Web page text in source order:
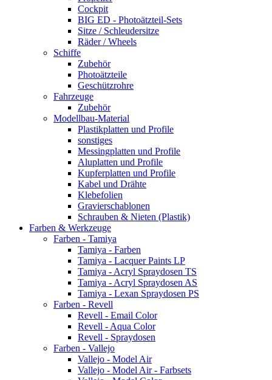
Cockpit
BIG ED - Photoätzteil-Sets
Sitze / Schleudersitze
Räder / Wheels
Schiffe
Zubehör
Photoätzteile
Geschützrohre
Fahrzeuge
Zubehör
Modellbau-Material
Plastikplatten und Profile
sonstiges
Messingplatten und Profile
Aluplatten und Profile
Kupferplatten und Profile
Kabel und Drähte
Klebefolien
Gravierschablonen
Schrauben & Nieten (Plastik)
Farben & Werkzeuge
Farben - Tamiya
Tamiya - Farben
Tamiya - Lacquer Paints LP
Tamiya - Acryl Spraydosen TS
Tamiya - Acryl Spraydosen AS
Tamiya - Lexan Spraydosen PS
Farben - Revell
Revell - Email Color
Revell - Aqua Color
Revell - Spraydosen
Farben - Vallejo
Vallejo - Model Air
Vallejo - Model Air - Farbsets